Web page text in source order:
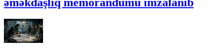
əməkdaşlıq memorandumu imzalanıb